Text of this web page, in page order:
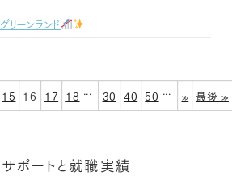
リーンランド
15 16 17 18 ... 30 40 50 ... » 最後 »
ポートと就職実績